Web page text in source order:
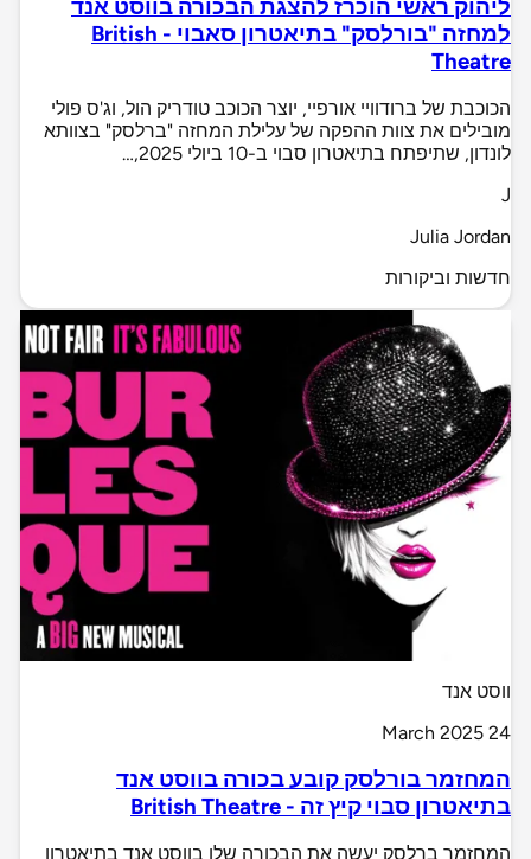
ליהוק ראשי הוכרז להצגת הבכורה בווסט אנד
למחזה "בורלסק" בתיאטרון סאבוי - British
Theatre
הכוכבת של ברודוויי אורפיי, יוצר הכוכב טודריק הול, וג'ס פולי
מובילים את צוות ההפקה של עלילת המחזה "ברלסק" בצוותא
לונדון, שתיפתח בתיאטרון סבוי ב-10 ביולי 2025,…
J
Julia Jordan
חדשות וביקורות
ווסט אנד
24 March 2025
המחזמר בורלסק קובע בכורה בווסט אנד
בתיאטרון סבוי קיץ זה - British Theatre
המחזמר ברלסק יעשה את הבכורה שלו בווסט אנד בתיאטרון